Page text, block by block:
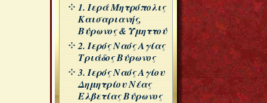
1. Ιερά Μητρόπολις
Καισαριανής,
Βύρωνος & Υμηττού
2. Ιερός Ναός Αγίας
Τριάδος Βύρωνος
3. Ιερός Ναός Αγίου
Δημητρίου Νέας
Ελβετίας Βύρωνος